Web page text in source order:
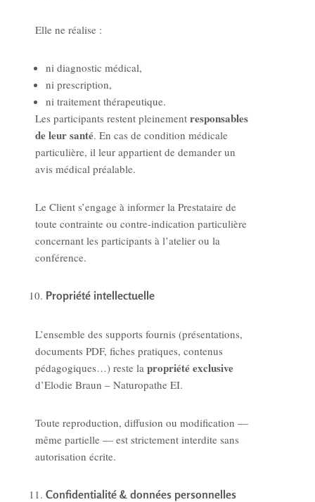
Elle ne réalise :
ni diagnostic médical,
ni prescription,
ni traitement thérapeutique.
Les participants restent pleinement responsables
de leur santé. En cas de condition médicale
particulière, il leur appartient de demander un
avis médical préalable.
Le Client s’engage à informer la Prestataire de
toute contrainte ou contre-indication particulière
concernant les participants à l’atelier ou la
conférence.
Propriété intellectuelle
L’ensemble des supports fournis (présentations,
documents PDF, fiches pratiques, contenus
pédagogiques…) reste la propriété exclusive
d’Elodie Braun – Naturopathe EI.
Toute reproduction, diffusion ou modification —
même partielle — est strictement interdite sans
autorisation écrite.
Confidentialité & données personnelles